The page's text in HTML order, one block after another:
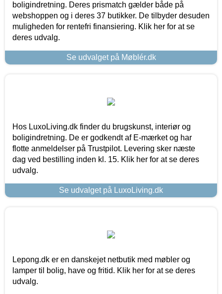
boligindretning. Deres prismatch gælder både på
webshoppen og i deres 37 butikker. De tilbyder desuden
muligheden for rentefri finansiering. Klik her for at se
deres udvalg.
Se udvalget på Møblér.dk
Hos LuxoLiving.dk finder du brugskunst, interiør og
boligindretning. De er godkendt af E-mærket og har
flotte anmeldelser på Trustpilot. Levering sker næste
dag ved bestilling inden kl. 15. Klik her for at se deres
udvalg.
Se udvalget på LuxoLiving.dk
Lepong.dk er en danskejet netbutik med møbler og
lamper til bolig, have og fritid. Klik her for at se deres
udvalg.